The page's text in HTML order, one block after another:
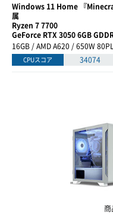
Windows 11 Home 『
属
Ryzen 7 7700
GeForce RTX 3050 6GB
16GB / AMD A620 / 650W
CPUスコア 34074